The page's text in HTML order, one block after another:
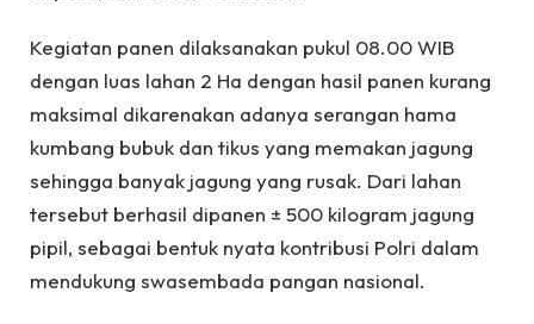
Kegiatan panen dilaksanakan pukul 08.00 WIB
dengan luas lahan 2 Ha dengan hasil panen kurang
maksimal dikarenakan adanya serangan hama
kumbang bubuk dan tikus yang memakan jagung
sehingga banyak jagung yang rusak. Dari lahan
tersebut berhasil dipanen ± 500 kilogram jagung
pipil, sebagai bentuk nyata kontribusi Polri dalam
mendukung swasembada pangan nasional.